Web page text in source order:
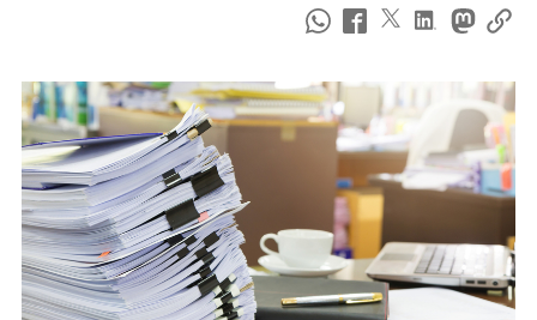
uns
im
Internet